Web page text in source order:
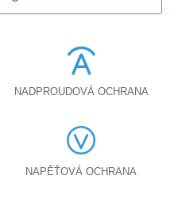
NADPROUDOVÁ OCHRANA
NAPĚŤOVÁ OCHRANA